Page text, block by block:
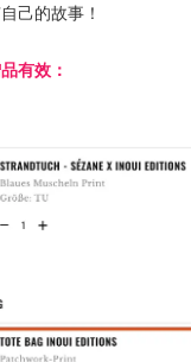
己的故事！
有效：